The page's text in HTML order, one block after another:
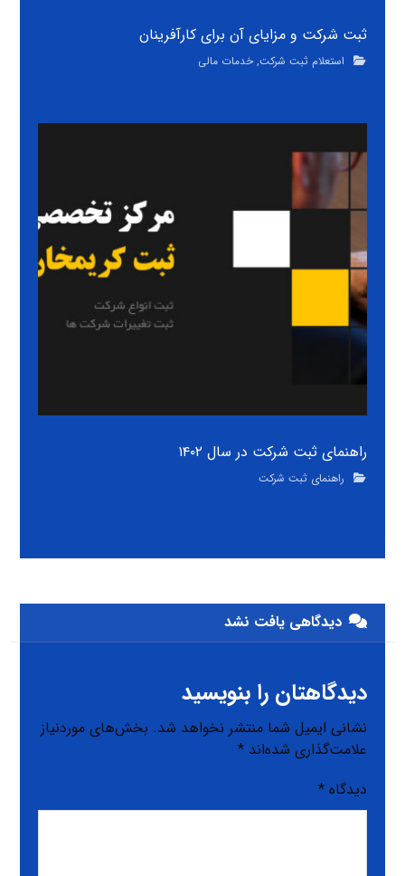
ثبت شرکت و مزایای آن برای کارآفرینان
استعلام ثبت شرکت,خدمات مالی
راهنمای ثبت شرکت در سال ۱۴۰۲
راهنمای ثبت شرکت
دیدگاهی یافت نشد
دیدگاهتان را بنویسید
نشانی ایمیل شما منتشر نخواهد شد. بخش‌های موردنیاز
علامت‌گذاری شده‌اند*
دیدگاه*